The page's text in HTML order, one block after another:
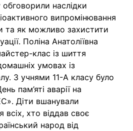
наслідки
випромінювання
та як можливо захистити
Поліна Анатоліївна
клас із шиття
умовах із
З учнями 11-А класу було
пам’яті аварії на
Діти вшанували
хто віддав своє
народ від